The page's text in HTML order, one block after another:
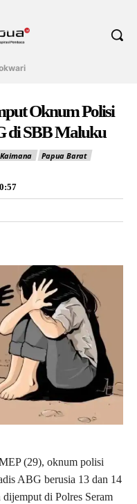
Oknum Polisi
di SBB Maluku
Kaimana
Papua Barat
(29), oknum polisi
ABG berusia 13 dan 14
di Polres Seram